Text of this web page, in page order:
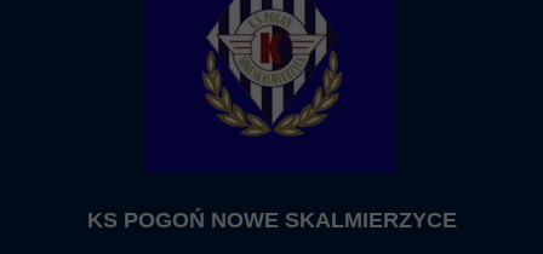
KS POGOŃ NOWE SKALMIERZYCE